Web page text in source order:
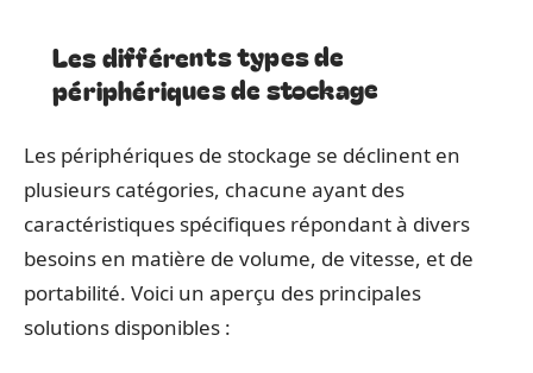
Les différents types de
périphériques de stockage
Les périphériques de stockage se déclinent en
plusieurs catégories, chacune ayant des
caractéristiques spécifiques répondant à divers
besoins en matière de volume, de vitesse, et de
portabilité. Voici un aperçu des principales
solutions disponibles :